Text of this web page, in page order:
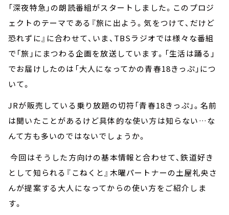
「深夜特急」の朗読番組がスタートしました。このプロジ
ェクトのテーマである『旅に出よう。気をつけて、だけど
恐れずに』に合わせて、いま、TBSラジオでは様々な番組
で「旅」にまつわる企画を放送しています。「生活は踊る」
でお届けしたのは「大人になってかの青春18きっぷ」につ
いて。
JRが販売している乗り放題の切符「青春18きっぷ」。名前
は聞いたことがあるけど具体的な使い方は知らない…な
んて方も多いのではないでしょうか。
今回はそうした方向けの基本情報と合わせて、鉄道好き
として知られる『こねくと』木曜パートナーの土屋礼央さ
んが提案する大人になってからの使い方をご紹介しま
す。